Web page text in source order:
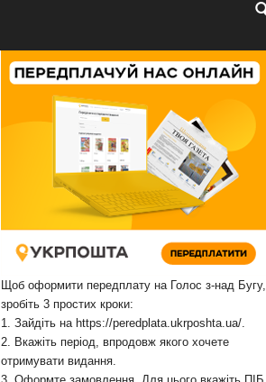
Щоб оформити передплату на Голос з-над Бугу,
зробіть 3 простих кроки:
1. Зайдіть на https://peredplata.ukrposhta.ua/.
2. Вкажіть період, впродовж якого хочете
отримувати видання.